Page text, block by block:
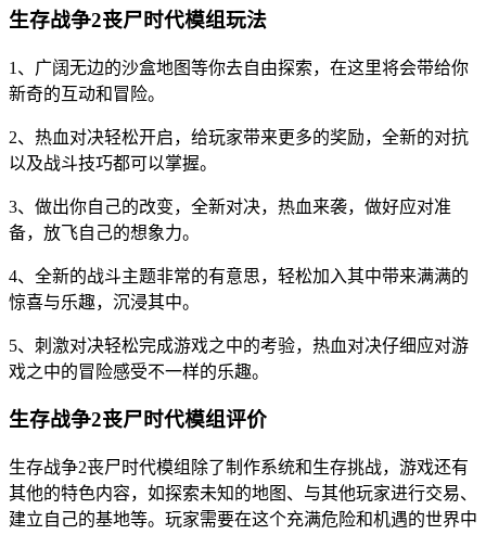
生存战争2丧尸时代模组玩法
1、广阔无边的沙盒地图等你去自由探索，在这里将会带给你
新奇的互动和冒险。
2、热血对决轻松开启，给玩家带来更多的奖励，全新的对抗
以及战斗技巧都可以掌握。
3、做出你自己的改变，全新对决，热血来袭，做好应对准
备，放飞自己的想象力。
4、全新的战斗主题非常的有意思，轻松加入其中带来满满的
惊喜与乐趣，沉浸其中。
5、刺激对决轻松完成游戏之中的考验，热血对决仔细应对游
戏之中的冒险感受不一样的乐趣。
生存战争2丧尸时代模组评价
生存战争2丧尸时代模组除了制作系统和生存挑战，游戏还有
其他的特色内容，如探索未知的地图、与其他玩家进行交易、
建立自己的基地等。玩家需要在这个充满危险和机遇的世界中